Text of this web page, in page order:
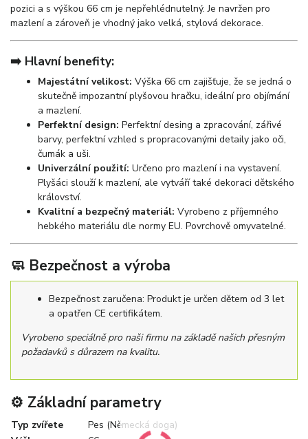
pozici a s výškou 66 cm je nepřehlédnutelný. Je navržen pro
mazlení a zároveň je vhodný jako velká, stylová dekorace.
➡️ Hlavní benefity:
Majestátní velikost: Výška 66 cm zajišťuje, že se jedná o
skutečně impozantní plyšovou hračku, ideální pro objímání
a mazlení.
Perfektní design: Perfektní desing a zpracování, zářivé
barvy, perfektní vzhled s propracovanými detaily jako oči,
čumák a uši.
Univerzální použití: Určeno pro mazlení i na vystavení.
Plyšáci slouží k mazlení, ale vytváří také dekoraci dětského
království.
Kvalitní a bezpečný materiál: Vyrobeno z příjemného
hebkého materiálu dle normy EU. Povrchově omyvatelné.
🧼 Bezpečnost a výroba
Bezpečnost zaručena: Produkt je určen dětem od 3 let
a opatřen CE certifikátem.
Vyrobeno speciálně pro naši firmu na základě našich přesným
požadavků s důrazem na kvalitu.
⚙️ Základní parametry
Typ zvířete
Pes (Německá doga)